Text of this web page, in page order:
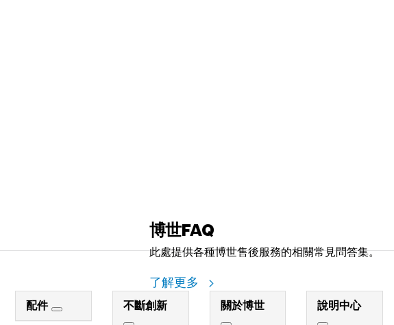
博世FAQ
此處提供各種博世售後服務的相關常見問答集。
了解更多
配件 不斷創新 關於博世 說明中心